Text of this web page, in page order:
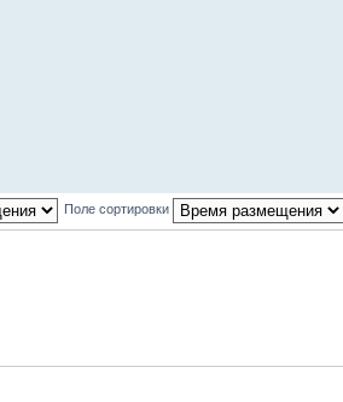
Поле сортировки